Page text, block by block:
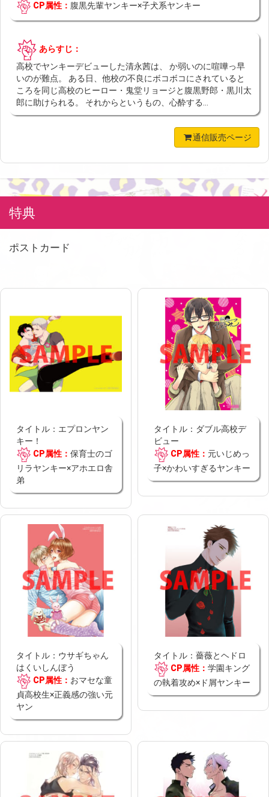
CP属性： 腹黒先輩ヤンキー×子犬系ヤンキー
あらすじ：
高校でヤンキーデビューした清永茜は、 か弱いのに喧嘩っ早
いのが難点。 ある日、他校の不良にボコボコにされていると
ころを同じ高校のヒーロー・鬼堂リョージと腹黒野郎・黒川太
郎に助けられる。 それからというもの、心酔する...
通信販売ページ
特典
ポストカード
タイトル：エプロンヤン
キー！
CP属性： 保育士のゴ
リラヤンキー×アホエロ舎
弟
タイトル：ダブル高校デ
ビュー
CP属性： 元いじめっ
子×かわいすぎるヤンキー
タイトル：ウサギちゃん
はくいしんぼう
CP属性： おマセな童
貞高校生×正義感の強い元
ヤン
タイトル：薔薇とヘドロ
CP属性： 学園キング
の執着攻め×ド屑ヤンキー